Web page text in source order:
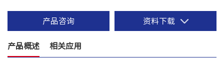
产品咨询 资料下载
产品概述 相关应用